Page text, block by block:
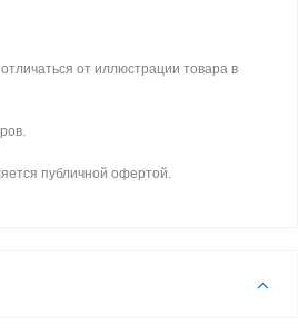
от иллюстрации товара в
публичной офертой.